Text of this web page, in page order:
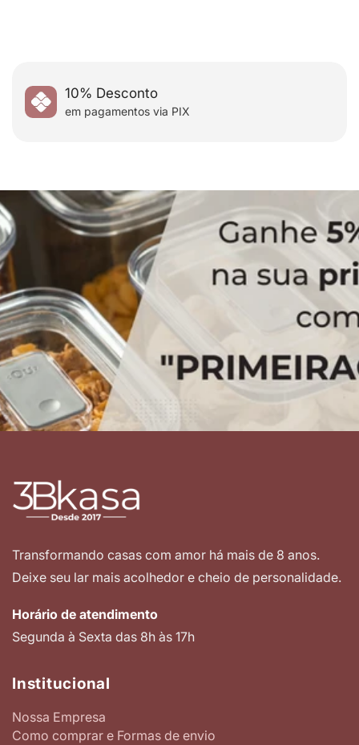
10% Desconto
em pagamentos via PIX
Transformando casas com amor há mais de 8 anos.
Deixe seu lar mais acolhedor e cheio de personalidade.
Horário de atendimento
Segunda à Sexta das 8h às 17h
Institucional
Nossa Empresa
Como comprar e Formas de envio